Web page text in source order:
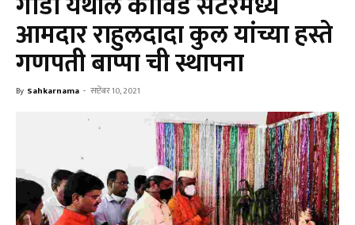
आमदार राहुलदादा कुल यांच्या हस्ते
गणपती बाप्पा ची स्थापना
By Sahkarnama - सप्टेंबर 10, 2021